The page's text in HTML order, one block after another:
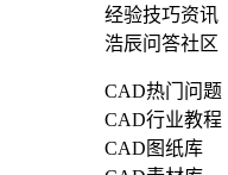
经验技巧资讯
浩辰问答社区
CAD热门问题
CAD行业教程
CAD图纸库